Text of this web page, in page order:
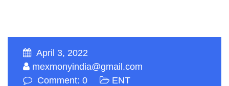
April 3, 2022
mexmonyindia@gmail.com
Comment: 0
ENT